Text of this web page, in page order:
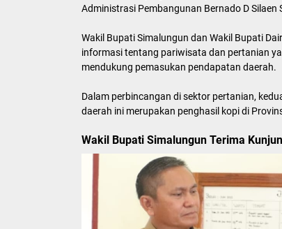
Administrasi Pembangunan Bernado D Silaen
Wakil Bupati Simalungun dan Wakil Bupati
informasi tentang pariwisata dan pertanian
mendukung pemasukan pendapatan daerah.
Dalam perbincangan di sektor pertanian,
daerah ini merupakan penghasil kopi di
Wakil Bupati Simalungun Terima